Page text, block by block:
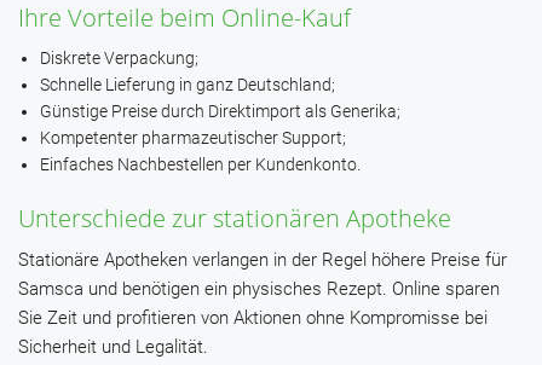
Ihre Vorteile beim Online-Kauf
Diskrete Verpackung;
Schnelle Lieferung in ganz Deutschland;
Günstige Preise durch Direktimport als Generika;
Kompetenter pharmazeutischer Support;
Einfaches Nachbestellen per Kundenkonto.
Unterschiede zur stationären Apotheke
Stationäre Apotheken verlangen in der Regel höhere Preise für
Samsca und benötigen ein physisches Rezept. Online sparen
Sie Zeit und profitieren von Aktionen ohne Kompromisse bei
Sicherheit und Legalität.